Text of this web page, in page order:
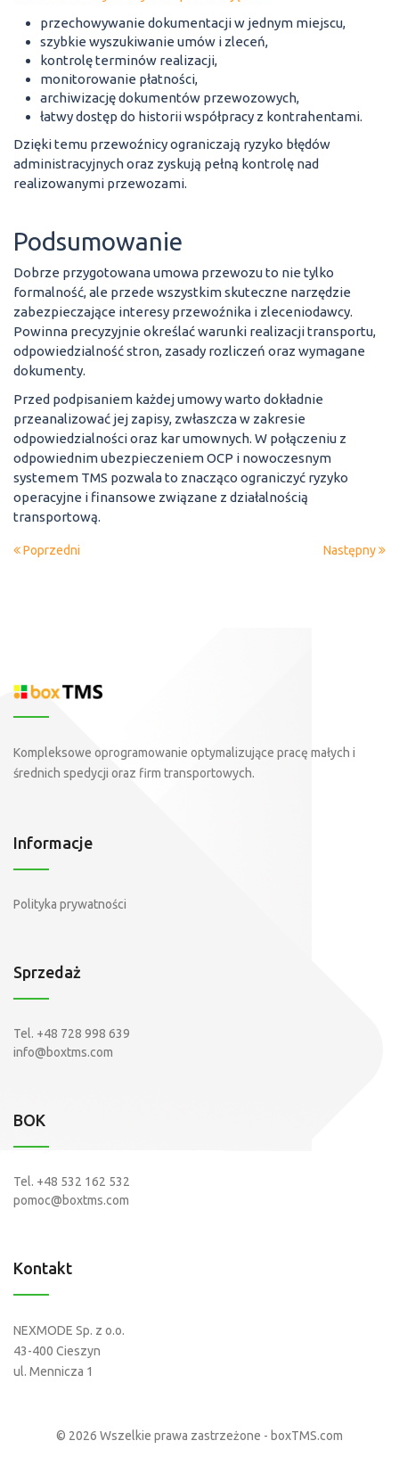
przechowywanie dokumentacji w jednym miejscu,
szybkie wyszukiwanie umów i zleceń,
kontrolę terminów realizacji,
monitorowanie płatności,
archiwizację dokumentów przewozowych,
łatwy dostęp do historii współpracy z kontrahentami.
Dzięki temu przewoźnicy ograniczają ryzyko błędów
administracyjnych oraz zyskują pełną kontrolę nad
realizowanymi przewozami.
Podsumowanie
Dobrze przygotowana umowa przewozu to nie tylko
formalność, ale przede wszystkim skuteczne narzędzie
zabezpieczające interesy przewoźnika i zleceniodawcy.
Powinna precyzyjnie określać warunki realizacji transportu,
odpowiedzialność stron, zasady rozliczeń oraz wymagane
dokumenty.
Przed podpisaniem każdej umowy warto dokładnie
przeanalizować jej zapisy, zwłaszcza w zakresie
odpowiedzialności oraz kar umownych. W połączeniu z
odpowiednim ubezpieczeniem OCP i nowoczesnym
systemem TMS pozwala to znacząco ograniczyć ryzyko
operacyjne i finansowe związane z działalnością
transportową.
Poprzedni Następny
Kompleksowe oprogramowanie optymalizujące pracę małych i
średnich spedycji oraz firm transportowych.
Informacje
Polityka prywatności
Sprzedaż
Tel. +48 728 998 639
info@boxtms.com
BOK
Tel. +48 532 162 532
pomoc@boxtms.com
Kontakt
NEXMODE Sp. z o.o.
43-400 Cieszyn
ul. Mennicza 1
© 2026 Wszelkie prawa zastrzeżone - boxTMS.com